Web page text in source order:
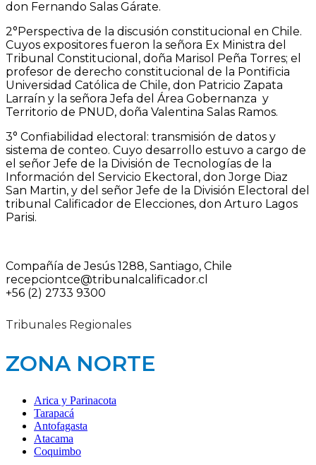
don Fernando Salas Gárate.
2°Perspectiva de la discusión constitucional en Chile.
Cuyos expositores fueron la señora Ex Ministra del
Tribunal Constitucional, doña Marisol Peña Torres; el
profesor de derecho constitucional de la Pontificia
Universidad Católica de Chile, don Patricio Zapata
Larraín y la señora Jefa del Área Gobernanza y
Territorio de PNUD, doña Valentina Salas Ramos.
3° Confiabilidad electoral: transmisión de datos y
sistema de conteo. Cuyo desarrollo estuvo a cargo de
el señor Jefe de la División de Tecnologías de la
Información del Servicio Ekectoral, don Jorge Diaz
San Martin, y del señor Jefe de la División Electoral del
tribunal Calificador de Elecciones, don Arturo Lagos
Parisi.
Compañía de Jesús 1288, Santiago, Chile
recepciontce@tribunalcalificador.cl
+56 (2) 2733 9300
Tribunales Regionales
ZONA NORTE
Arica y Parinacota
Tarapacá
Antofagasta
Atacama
Coquimbo